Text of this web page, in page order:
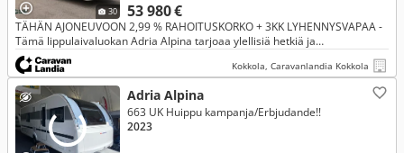
30 53 980 €
TÄHÄN AJONEUVOON 2,99 % RAHOITUSKORKO + 3KK LYHENNYSVAPAA -
Tämä lippulaivaluokan Adria Alpina tarjoaa ylellisiä hetkiä ja
poikkeuksellista väljyyttä matkantekoon. Täydellinen valinta suuremmalle
poru
Kokkola, Caravanlandia Kokkola
Adria Alpina
663 UK Huippu kampanja/Erbjudande!!
2023